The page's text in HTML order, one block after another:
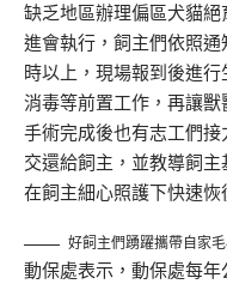
缺乏地區辦理偏區犬貓
進會執行，飼主們依照
時以上，現場報到後進
消毒等前置工作，再讓獸
手術完成後也有志工們
交還給飼主，並教導飼
在飼主細心照護下快速恢
好飼主們踴躍攜帶自家
動保處表示，動保處每